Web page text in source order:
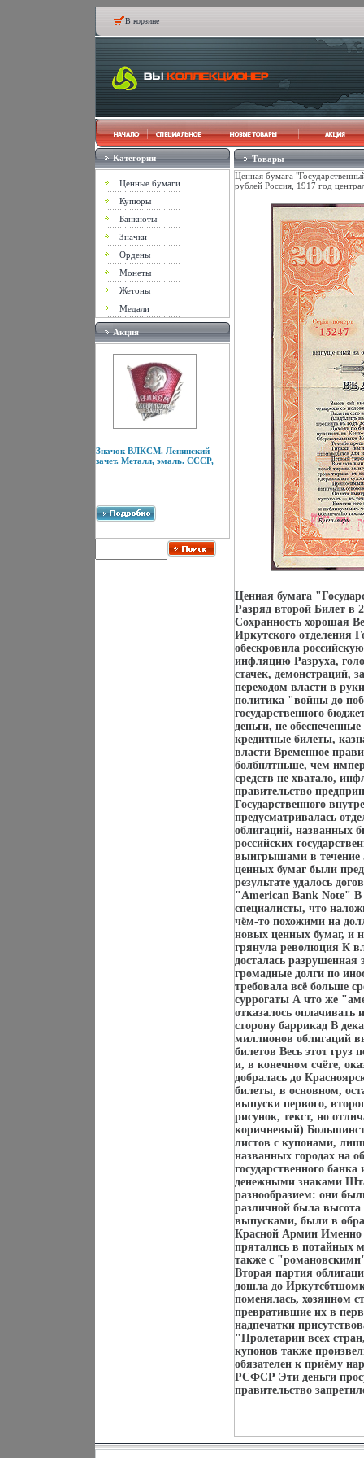
В корзине
Категории
Ценные бумаги
Купюры
Банкноты
Значки
Ордены
Монеты
Жетоны
Медали
Акция
Значок ВЛКСМ. Ленинский
зачет. Металл, эмаль. СССР,
Товары
Ценная бумага
рублей Россия, 1917 год
Ценная бумага
Разряд второй Билет в
Сохранность хорошая
Иркутского отделения
обескровила
инфляцию Разруха,
стачек, демонстраций,
переходом власти в
политика "войны до
государственного
деньги, не
кредитные билеты,
власти Временное
болбнлтньше, чем
средств не хватало,
правительство
Государственного
предусматривалась
облигаций, названных
российских
выигрышами в течение
ценных бумаг были
результате удалось
"American Bank Note" В
специалисты, что
чём-то похожими на
новых ценных бумаг, и
грянула революция К
досталась разрушенная
громадные долги по
требовала всё больше
суррогаты А что же
отказалось оплачивать
сторону баррикад В
миллионов облигаций
билетов Весь этот груз
и, в конечном счёте,
добралась до
билеты, в основном,
выпуски первого,
рисунок, текст, но
коричневый)
листов с купонами,
названных городах на
государственного
денежными знаками
разнообразием: они
различной была
выпусками, были в
Красной Армии Именно
прятались в потайных
также с
Вторая партия
дошла до
поменялась, хозяином
превратившие их в
надпечатки
"Пролетарии всех
купонов также
обязателен к приёму
РСФСР Эти деньги
правительство